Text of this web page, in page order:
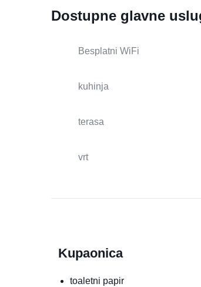
Dostupne glavne
Besplatni WiFi
kuhinja
terasa
vrt
Kupaonica
toaletni papir